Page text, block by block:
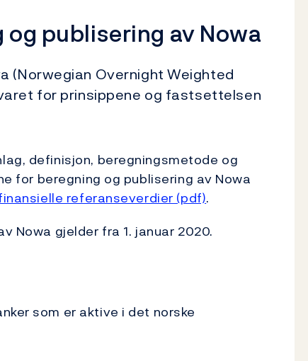
publisering av Nowa
(Norwegian Overnight Weighted
for prinsippene og fastsettelsen
definisjon, beregningsmetode og
for beregning og publisering av Nowa
referanseverdier (pdf).
Nowa gjelder fra 1. januar 2020.
som er aktive i det norske